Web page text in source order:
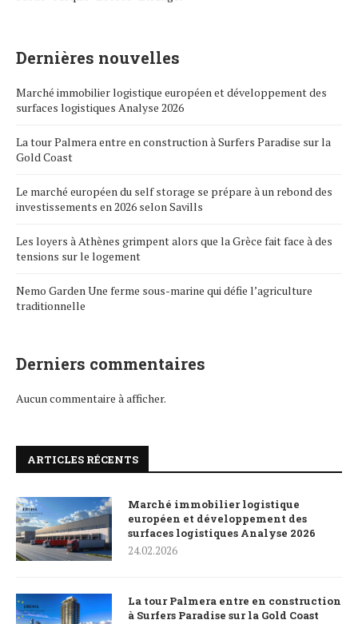
Dernières nouvelles
Marché immobilier logistique européen et développement des
surfaces logistiques Analyse 2026
La tour Palmera entre en construction à Surfers Paradise sur la
Gold Coast
Le marché européen du self storage se prépare à un rebond des
investissements en 2026 selon Savills
Les loyers à Athènes grimpent alors que la Grèce fait face à des
tensions sur le logement
Nemo Garden Une ferme sous-marine qui défie l’agriculture
traditionnelle
Derniers commentaires
Aucun commentaire à afficher.
ARTICLES RÉCENTS
Marché immobilier logistique
européen et développement des
surfaces logistiques Analyse 2026
24.02.2026
La tour Palmera entre en construction
à Surfers Paradise sur la Gold Coast